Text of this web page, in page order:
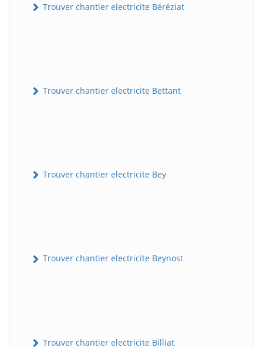
Trouver chantier electricite Béréziat
Trouver chantier electricite Bettant
Trouver chantier electricite Bey
Trouver chantier electricite Beynost
Trouver chantier electricite Billiat